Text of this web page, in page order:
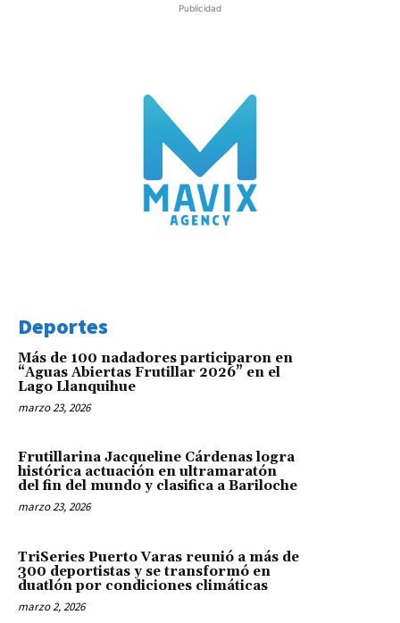
Publicidad
Deportes
Más de 100 nadadores participaron en
“Aguas Abiertas Frutillar 2026” en el
Lago Llanquihue
marzo 23, 2026
Frutillarina Jacqueline Cárdenas logra
histórica actuación en ultramaratón
del fin del mundo y clasifica a Bariloche
marzo 23, 2026
TriSeries Puerto Varas reunió a más de
300 deportistas y se transformó en
duatlón por condiciones climáticas
marzo 2, 2026